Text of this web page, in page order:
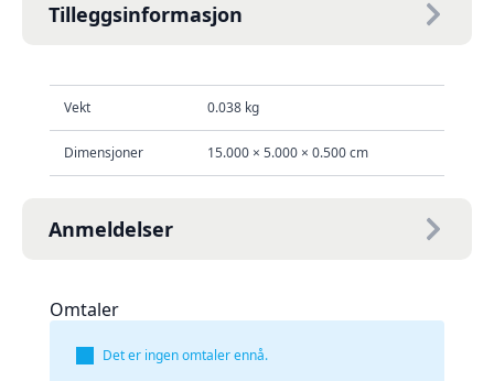
Tilleggsinformasjon
Vekt 0.038 kg
Dimensjoner 15.000 × 5.000 × 0.500 cm
Anmeldelser
Omtaler
Det er ingen omtaler ennå.